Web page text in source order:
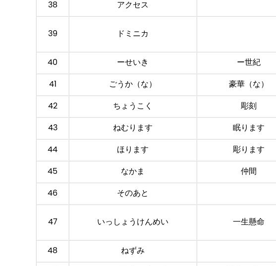
38 アクセス
39 ドミニカ
40 ーせいき ー世紀
41 ごうか（な） 豪華（な）
42 ちょうこく 彫刻
43 ねむります 眠ります
44 ほります 彫ります
45 なかま 仲間
46 そのあと
47 いっしょうけんめい 一生懸命
48 ねずみ